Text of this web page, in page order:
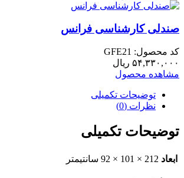
صندلی کارشناسی فرانس
کد محصول: GFE21
۵۴,۳۳۰,۰۰۰ ریال
مشاهده محصول
توضیحات تکمیلی
نظرات (0)
توضیحات تکمیلی
ابعاد 212 × 101 × 92 سانتیمتر